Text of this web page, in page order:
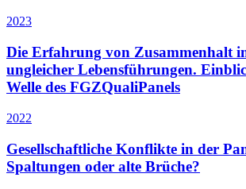
2023
Die Erfahrung von Zusammenhalt
ungleicher Lebensführungen.
Welle des FGZQualiPanels
2022
Gesellschaftliche Konflikte in der
Spaltungen oder alte Brüche?